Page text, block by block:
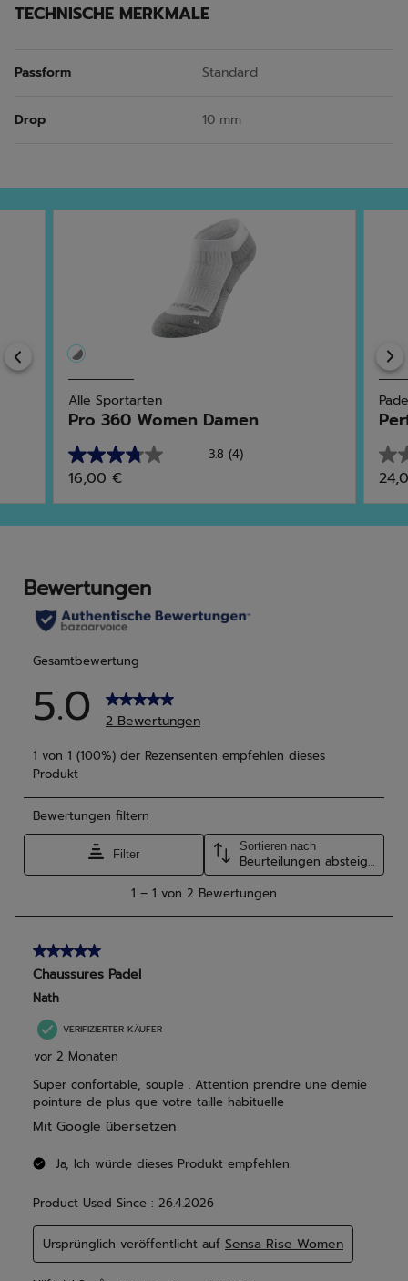
TECHNISCHE MERKMALE
Passform Standard
Drop 10 mm
Previous
Alle Sportarten
Pro 360 Women Damen
3.8 (4)
3.8
von
5
Sternen.
Bewertungen
16,00 €
0.0
von
5